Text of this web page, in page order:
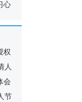
心
权
人
会
节